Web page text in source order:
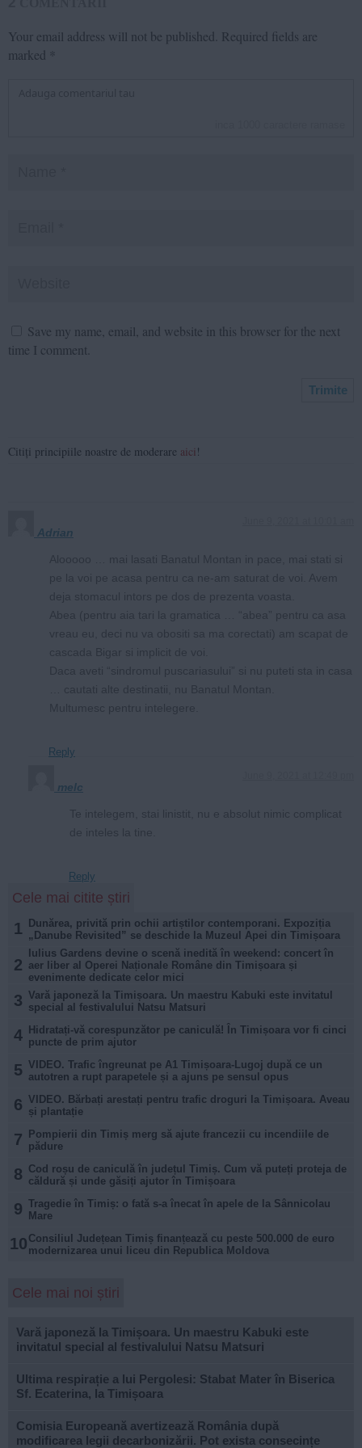
Your email address will not be published. Required fields are
marked *
Save my name, email, and website in this browser for the next
time I comment.
Citiți principiile noastre de moderare aici !
Adrian
Reply
melc
Reply
Cele mai citite știri
1
Dunărea, privită prin ochii artiștilor contemporani. Expoziția
„Danube Revisited” se deschide la Muzeul Apei din Timișoara
2
Iulius Gardens devine o scenă inedită în weekend: concert în
aer liber al Operei Naționale Române din Timișoara și
evenimente dedicate celor mici
3 Vară japoneză la Timișoara. Un maestru Kabuki este invitatul
special al festivalului Natsu Matsuri
4
Hidratați-vă corespunzător pe caniculă! În Timișoara vor fi cinci
puncte de prim ajutor
5 VIDEO. Trafic îngreunat pe A1 Timișoara-Lugoj după ce un
autotren a rupt parapetele și a ajuns pe sensul opus
6 VIDEO. Bărbați arestați pentru trafic droguri la Timișoara. Aveau
și plantație
7
Pompierii din Timiș merg să ajute francezii cu incendiile de
pădure
8 Cod roșu de caniculă în județul Timiș. Cum vă puteți proteja de
căldură și unde găsiți ajutor în Timișoara
9 Tragedie în Timiș: o fată s-a înecat în apele de la Sânnicolau
Mare
10 Consiliul Județean Timiș finanțează cu peste 500.000 de euro
modernizarea unui liceu din Republica Moldova
Cele mai noi știri
Vară japoneză la Timișoara. Un maestru Kabuki este
invitatul special al festivalului Natsu Matsuri
Ultima respirație a lui Pergolesi: Stabat Mater în Biserica
Sf. Ecaterina, la Timișoara
Comisia Europeană avertizează România după
modificarea legii decarbonizării. Pot exista consecințe